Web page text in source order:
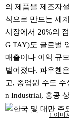
의 제품을 제조자
식으로 만드는 세
시장에서 20%의
G TAY)도 글로벌
매출이나 이익 규
벌어졌다. 파우첸
고, 종업원 수도 수
n Industrial, 홍콩
↑ 이미